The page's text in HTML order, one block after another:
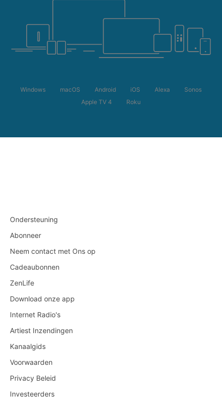
Windows macOS Android iOS Alexa
Sonos
Apple TV 4
Roku
Ondersteuning
Abonneer
Neem contact met Ons op
Cadeaubonnen
ZenLife
Download onze app
Internet Radio's
Artiest Inzendingen
Kanaalgids
Voorwaarden
Privacy Beleid
Investeerders